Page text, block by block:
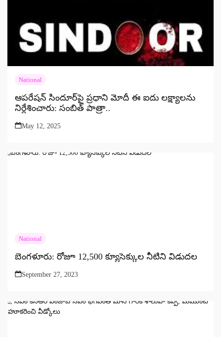
National
ఆపరేషన్ సిందూర్‌పై ప్రధాని మోదీ ఈ ఐదు లక్ష్యాలను
నిర్దేశించారు: సంబిత్ పాత్రా..
May 12, 2025
National
బెంగళూరు: రోజూ 12,500 క్యూసెక్కుల నీటిని విడుదల
September 27, 2023